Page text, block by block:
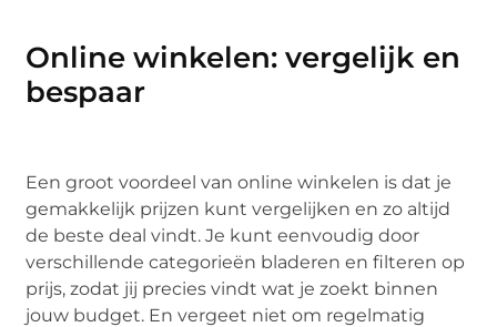
Online winkelen: vergelijk en
bespaar
Een groot voordeel van online winkelen is dat je
gemakkelijk prijzen kunt vergelijken en zo altijd
de beste deal vindt. Je kunt eenvoudig door
verschillende categorieën bladeren en filteren op
prijs, zodat jij precies vindt wat je zoekt binnen
jouw budget. En vergeet niet om regelmatig